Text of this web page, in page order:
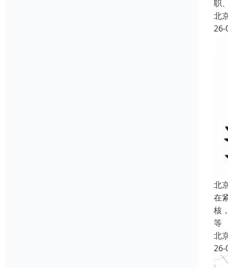
职
北
26-
北
在
核
等
北
26-